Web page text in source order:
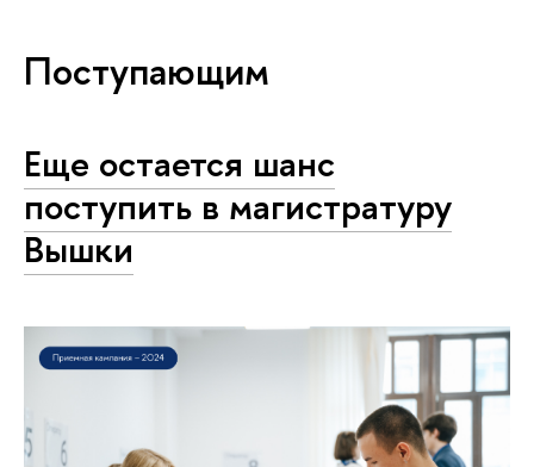
Поступающим
Еще остается шанс
поступить в магистратуру
Вышки